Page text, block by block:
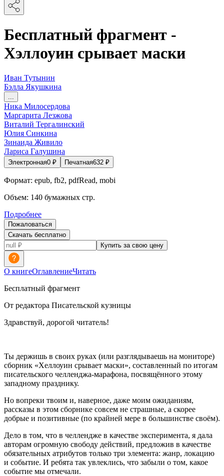
Бесплатный фрагмент -
Хэллоуин срывает маски
Иван Тутынин
Бэлла Якушкина
Ника Милосердова
Маргарита Лезжова
Виталий Тергалинский
Юлия Синкина
Зинаида Живило
Лариса Галушина
Электронная0 ₽ Печатная632 ₽
Формат: epub, fb2, pdfRead, mobi
Объем: 140 бумажных стр.
Подробнее
Пожаловаться
Скачать бесплатно
Купить за свою цену
О книгеОглавлениеЧитать
Бесплатный фрагмент
От редактора Писательской кузницы
Здравствуй, дорогой читатель!
Ты держишь в своих руках (или разглядываешь на мониторе)
сборник «Хеллоуин срывает маски», составленный по итогам
писательского челленджа-марафона, посвящённого этому
западному празднику.
Но вопреки твоим и, наверное, даже моим ожиданиям,
рассказы в этом сборнике совсем не страшные, а скорее
добрые и позитивные (по крайней мере в большинстве своём).
Дело в том, что в челлендже в качестве эксперимента, я дала
авторам огромную свободу действий, предложив в качестве
обязательных атрибутов только три элемента: жанр, локацию
и событие. И ребята так увлеклись, что забыли о том, какое
событие мы отмечали.